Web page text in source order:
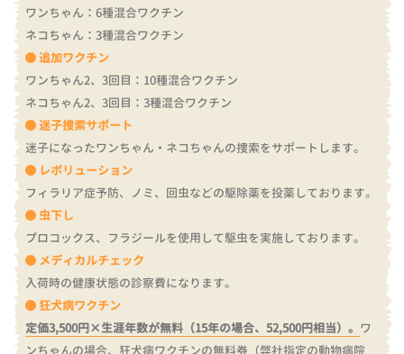
ワンちゃん：6種混合ワクチン
ネコちゃん：3種混合ワクチン
追加ワクチン
ワンちゃん2、3回目：10種混合ワクチン
ネコちゃん2、3回目：3種混合ワクチン
迷子捜索サポート
迷子になったワンちゃん・ネコちゃんの捜索をサポートします。
レボリューション
フィラリア症予防、ノミ、回虫などの駆除薬を投薬しております。
虫下し
プロコックス、フラジールを使用して駆虫を実施しております。
メディカルチェック
入荷時の健康状態の診察費になります。
狂犬病ワクチン
定価3,500円×生涯年数が無料（15年の場合、52,500円相当）。 ワ
ンちゃんの場合、狂犬病ワクチンの無料券（弊社指定の動物病院